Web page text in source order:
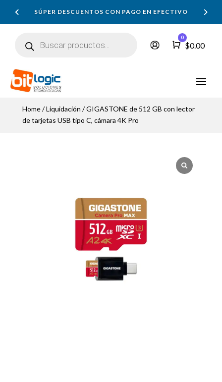
SÚPER DESCUENTOS CON PAGO EN EFECTIVO
productos
Carro
0
$0.00
Home/Liquidación / GIGASTONE de 512 GB con lector
de tarjetas USB tipo C, cámara 4K Pro